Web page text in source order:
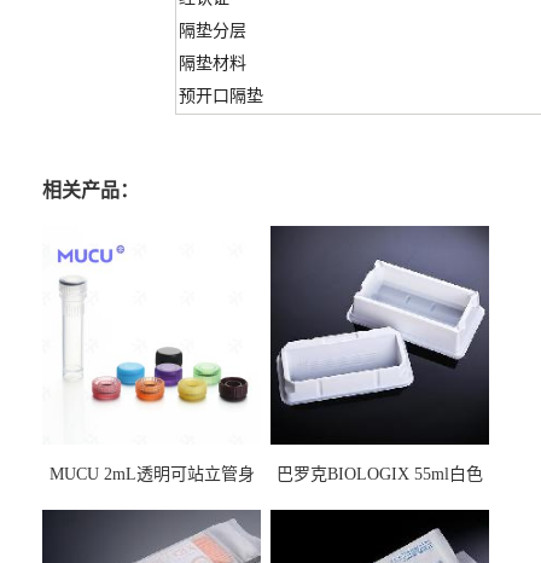
隔垫分层
隔垫材料
预开口隔垫
相关产品：
MUCU 2mL透明可站立管身
巴罗克BIOLOGIX 55ml白色
马射线灭菌25-0051